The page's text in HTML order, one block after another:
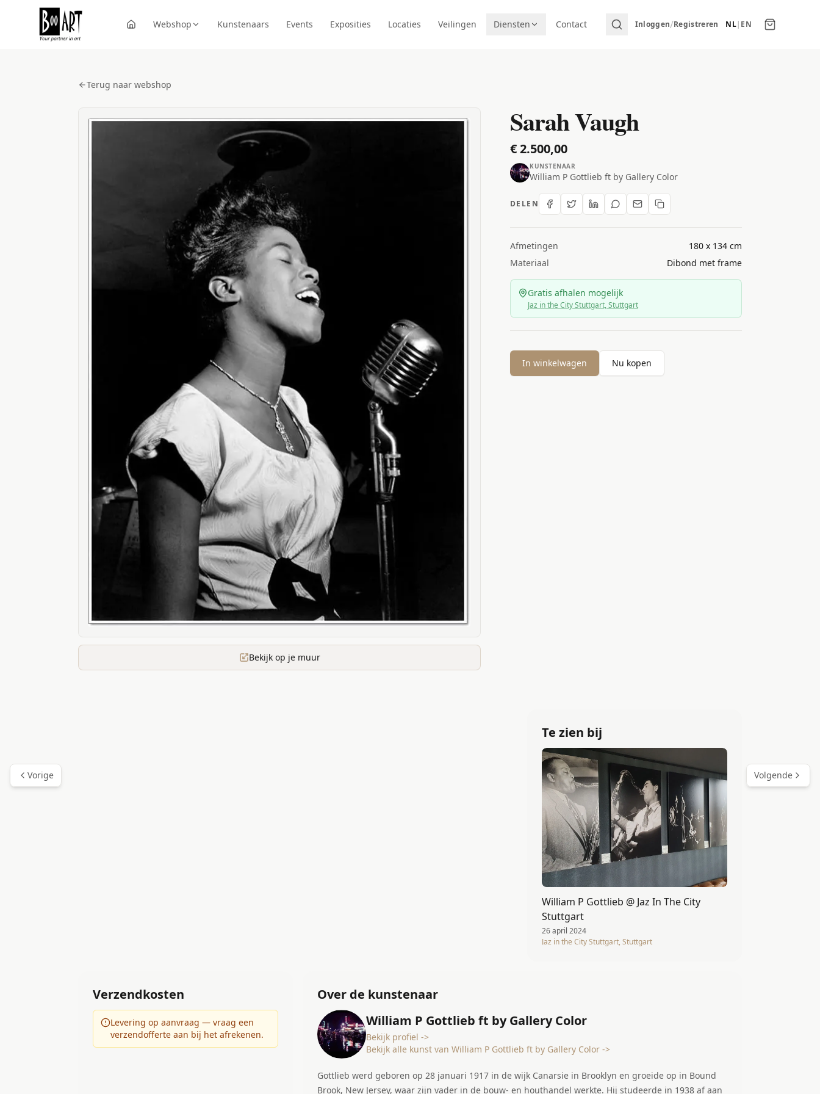
Webshop Kunstenaars Events Exposities Locaties Veilingen Diensten Contact Inloggen/Registreren NL| EN
Terug naar webshop
Bekijk op je muur
Sarah Vaugh
€ 2.500,00
KUNSTENAAR
William P Gottlieb ft by Gallery Color
DELEN
Afmetingen
180 x 134 cm
Materiaal
Dibond met frame
Gratis afhalen mogelijk
Jaz in the City Stuttgart, Stuttgart
In winkelwagen Nu kopen
Vorige Volgende
Te zien bij
William P Gottlieb @ Jaz In The City
Stuttgart
26 april 2024
Jaz in the City Stuttgart, Stuttgart
Verzendkosten
Levering op aanvraag — vraag een
verzendofferte aan bij het afrekenen.
Over de kunstenaar
William P Gottlieb ft by Gallery Color
Bekijk profiel ->
Bekijk alle kunst van William P Gottlieb ft by Gallery Color ->
Gottlieb werd geboren op 28 januari 1917 in de wijk Canarsie in Brooklyn en groeide op in Bound
Brook, New Jersey, waar zijn vader in de bouw- en houthandel werkte. Hij studeerde in 1938 af aan